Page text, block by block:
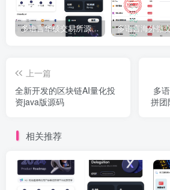
多语言华硕交易所源码/手机端uniapp电脑端vue.支持秒合约/币币/国际黄金/U本位合约/DeFi挖矿
上一篇
全新开发的区块链AI量化投
资java版源码
多
拼团
相关推荐